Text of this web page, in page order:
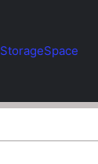
StorageSpace